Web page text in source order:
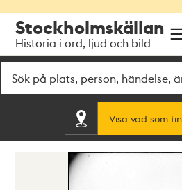
navigationen
huvudinnehållet
Stockholmskällan
Historia i ord, ljud och bild
Visa vad som